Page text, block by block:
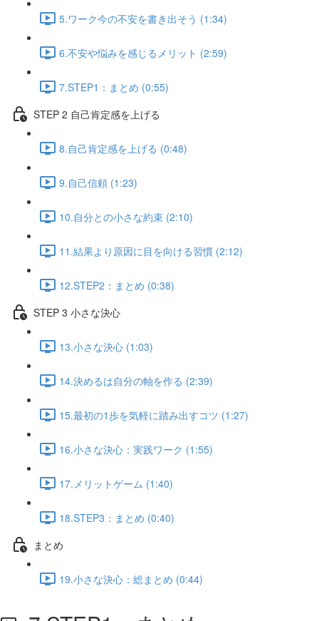
5.ワーク今の不安を書き出そう (1:34)
6.不安や悩みを感じるメリット (2:59)
7.STEP1：まとめ (0:55)
STEP 2 自己肯定感を上げる
8.自己肯定感を上げる (0:48)
9.自己信頼 (1:23)
10.自分との小さな約束 (2:10)
11.結果より原因に目を向ける習慣 (2:12)
12.STEP2：まとめ (0:38)
STEP 3 小さな決心
13.小さな決心 (1:03)
14.決めるは自分の軸を作る (2:39)
15.最初の1歩を気軽に踏み出すコツ (1:27)
16.小さな決心：実践ワーク (1:55)
17.メリットゲーム (1:40)
18.STEP3：まとめ (0:40)
まとめ
19.小さな決心：総まとめ (0:44)